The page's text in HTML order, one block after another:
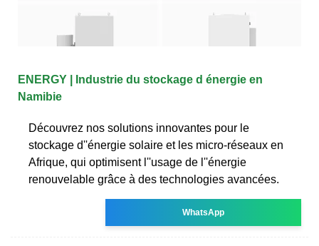
ENERGY | Industrie du stockage d énergie en
Namibie
Découvrez nos solutions innovantes pour le
stockage d''énergie solaire et les micro-réseaux en
Afrique, qui optimisent l''usage de l''énergie
renouvelable grâce à des technologies avancées.
WhatsApp